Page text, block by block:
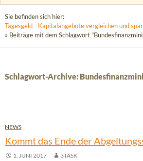
Sie befinden sich hier:
Tagesgeld - Kapitalangebote vergleichen und
» Beiträge mit dem Schlagwort
Schlagwort-Archive:
NEWS
Kommt das Ende der
1. JUNI 2017 3TASK